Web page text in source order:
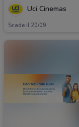
Uci Cinemas
Scade il 20/09